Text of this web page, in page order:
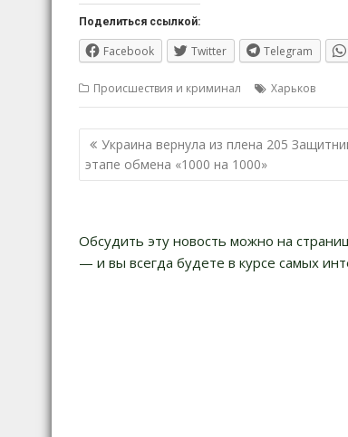
Поделиться ссылкой:
Facebook Twitter Telegram
Происшествия и криминал Харьков
Навигация
по
записям
Украина вернула из плена 205
этапе обмена «1000 на 1000»
Обсудить эту новость можно на
— и вы всегда будете в курсе самых